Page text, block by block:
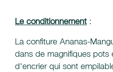
Le conditionnement:
La confiture Ananas-
dans de magnifiques pots
d'encrier qui sont